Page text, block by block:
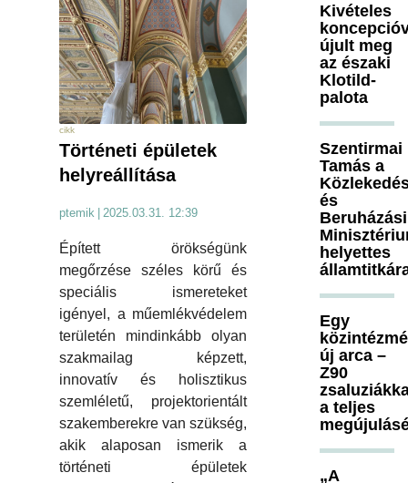
cikk
Történeti épületek
helyreállítása
ptemik | 2025.03.31. 12:39
Épített örökségünk
megőrzése széles körű és
speciális ismereteket
igényel, a műemlékvédelem
területén mindinkább olyan
szakmailag képzett,
innovatív és holisztikus
szemléletű, projektorientált
szakemberekre van szükség,
akik alaposan ismerik a
történeti épületek
Kivételes
újult meg
az északi
Klotild-
palota
Szentirmai
Tamás a
és
Beruházási
helyettes
Egy
új arca –
Z90
a teljes
„A